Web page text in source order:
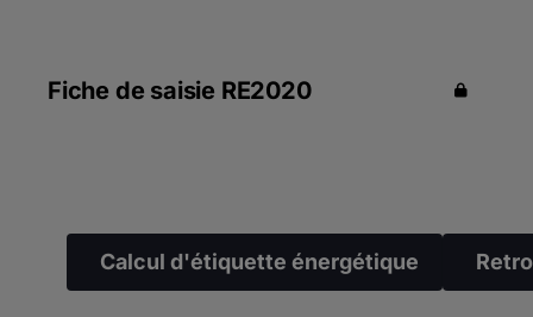
Fiche de saisie RE2020
Calcul d'étiquette énergétique